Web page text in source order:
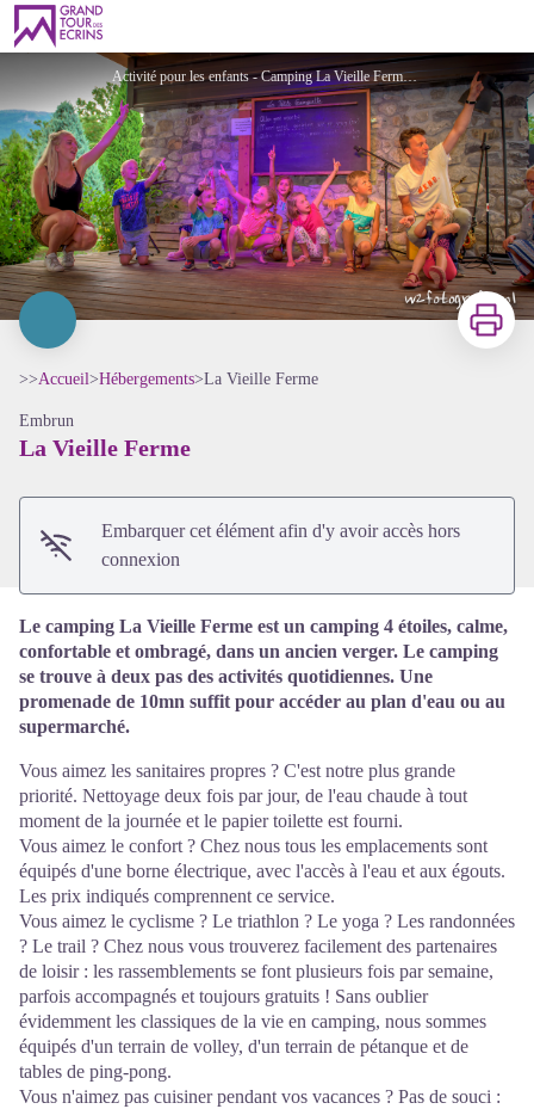
La Vieille Ferme
Activité pour les enfants - Camping La Vieille Ferme - Embrun
Imprimer
>>Accueil>Hébergements>La Vieille Ferme
Embrun
La Vieille Ferme
Embarquer cet élément afin d'y avoir accès hors
connexion
Le camping La Vieille Ferme est un camping 4 étoiles, calme,
confortable et ombragé, dans un ancien verger. Le camping
se trouve à deux pas des activités quotidiennes. Une
promenade de 10mn suffit pour accéder au plan d'eau ou au
supermarché.
Vous aimez les sanitaires propres ? C'est notre plus grande
priorité. Nettoyage deux fois par jour, de l'eau chaude à tout
moment de la journée et le papier toilette est fourni.
Vous aimez le confort ? Chez nous tous les emplacements sont
équipés d'une borne électrique, avec l'accès à l'eau et aux égouts.
Les prix indiqués comprennent ce service.
Vous aimez le cyclisme ? Le triathlon ? Le yoga ? Les randonnées
? Le trail ? Chez nous vous trouverez facilement des partenaires
de loisir : les rassemblements se font plusieurs fois par semaine,
parfois accompagnés et toujours gratuits ! Sans oublier
évidemment les classiques de la vie en camping, nous sommes
équipés d'un terrain de volley, d'un terrain de pétanque et de
tables de ping-pong.
Vous n'aimez pas cuisiner pendant vos vacances ? Pas de souci :